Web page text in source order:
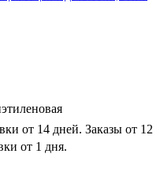
от 14 дней. Заказы от 12
от 1 дня.